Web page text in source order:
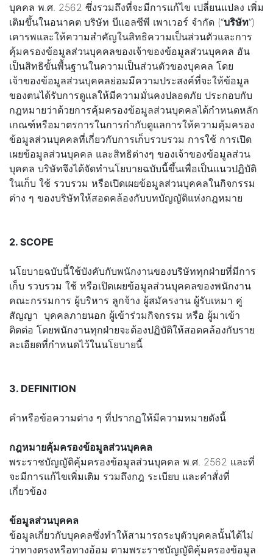
บุคคล พ.ศ. 2562 ซึ่งรวมถึงที่จะมีการแก้ไข เปลี่ยนแปลง เพิ่ม
เติมขึ้นในอนาคต บริษัท บีแอลซีพี เพาเวอร์ จำกัด (“บริษัท”)
เคารพและให้ความสำคัญในสิทธิความเป็นส่วนตัวและการ
คุ้มครองข้อมูลส่วนบุคคลของเจ้าของข้อมูลส่วนบุคคล อัน
เป็นสิทธิขั้นพื้นฐานในความเป็นส่วนตัวของบุคคล โดย
เจ้าของข้อมูลส่วนบุคคลย่อมมีความประสงค์ที่จะให้ข้อมูล
ของตนได้รับการดูแลให้มีความมั่นคงปลอดภัย ประกอบกับ
กฎหมายว่าด้วยการคุ้มครองข้อมูลส่วนบุคคลได้กำหนดหลัก
เกณฑ์หรือมาตรการในการกำกับดูแลการให้ความคุ้มครอง
ข้อมูลส่วนบุคคลที่เกี่ยวกับการเก็บรวบรวม การใช้ การเปิด
เผยข้อมูลส่วนบุคคล และสิทธิต่างๆ ของเจ้าของข้อมูลส่วน
บุคคล บริษัทจึงได้จัดทำนโยบายฉบับนี้ขึ้นเพื่อเป็นแนวปฏิบัติ
ในเก็บ ใช้ รวบรวม หรือเปิดเผยข้อมูลส่วนบุคคลในกิจกรรม
ต่าง ๆ ของบริษัทให้สอดคล้องกับบทบัญญัติแห่งกฎหมาย
2. SCOPE
นโยบายฉบับนี้ใช้บังคับกับพนักงานของบริษัททุกฝ่ายที่มีการ
เก็บ รวบรวม ใช้ หรือเปิดเผยข้อมูลส่วนบุคคลของพนักงาน
คณะกรรมการ ผู้บริหาร ลูกจ้าง ผู้สมัครงาน ผู้รับเหมา คู่
สัญญา บุคคลภายนอก ผู้เข้าร่วมกิจกรรม หรือ ผู้มาเข้า
ติดต่อ โดยพนักงานทุกฝ่ายจะต้องปฏิบัติให้สอดคล้องกับราย
ละเอียดที่กำหนดไว้ในนโยบายนี้
3. DEFINITION
คำหรือข้อความต่าง ๆ ที่ปรากฏให้มีความหมายดังนี้
กฎหมายคุ้มครองข้อมูลส่วนบุคคล
พระราชบัญญัติคุ้มครองข้อมูลส่วนบุคคล พ.ศ. 2562 และที่
จะมีการแก้ไขเพิ่มเติม รวมถึงกฎ ระเบียบ และคำสั่งที่
เกี่ยวข้อง
ข้อมูลส่วนบุคคล
ข้อมูลเกี่ยวกับบุคคลซึ่งทำให้สามารถระบุตัวบุคคลนั้นได้ไม่
ว่าทางตรงหรือทางอ้อม ตามพระราชบัญญัติคุ้มครองข้อมูล